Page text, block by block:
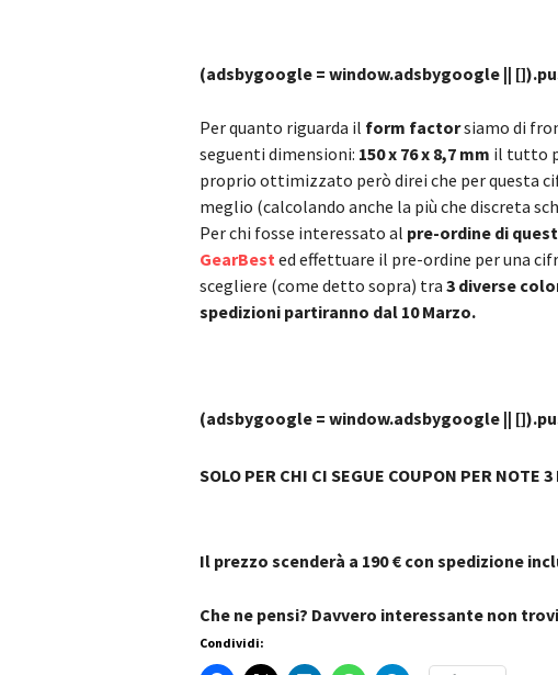
(adsbygoogle = window.adsbygoogle ||
Per quanto riguarda il form factorsiamo di
seguenti dimensioni: 150 x 76 x 8,7 mm il tutto
proprio ottimizzato però direi che per questa
meglio (calcolando anche la più che discreta
Per chi fosse interessato al pre-ordine di
GearBested effettuare il pre-ordine per una
scegliere (come detto sopra) tra 3 diverse
spedizioni partiranno dal 10 Marzo.
(adsbygoogle = window.adsbygoogle ||
SOLO PER CHI CI SEGUE COUPON PER NOTE
Il prezzo scenderà a 190 € con spedizione
Che ne pensi? Davvero interessante non
Condividi: